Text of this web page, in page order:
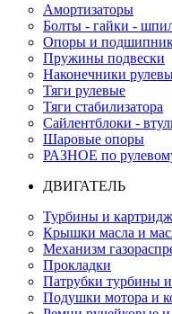
Амортизаторы
Болты - гайки -
Опоры и
Пружины подвески
Наконечники
Тяги рулевые
Тяги стабилизатора
Сайлентблоки -
Шаровые опоры
РАЗНОЕ по
ДВИГАТЕЛЬ
Турбины и
Крышки масла и
Механизм
Прокладки
Патрубки турбины
Подушки мотора и